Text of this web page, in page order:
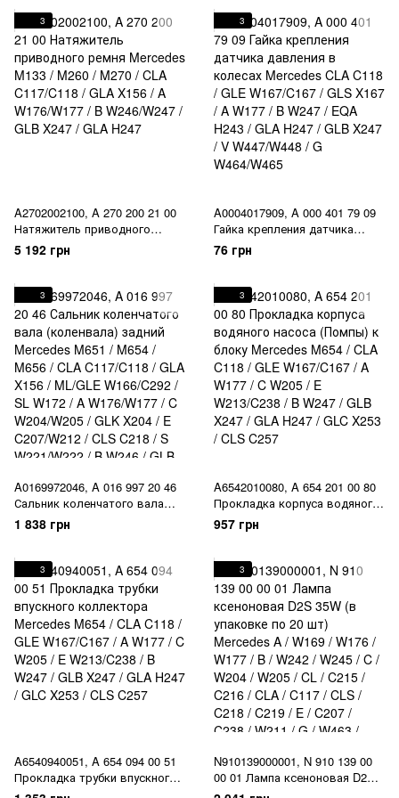
GLA 156/H247 / GLB X247
GLA 156/H247 / GLB X247
3
A2702002100, A 270 200 21 00
Натяжитель приводного
ремня Mercedes M133 / M260 /
M270 / CLA C117/C118 / GLA
W246/W247 / GLB X247 / GLA
H247
5 192 грн
3
A0004017909, A 000 401 79 09
Гайка крепления датчика
давления в колесах Mercedes
CLA C118 / GLE W167/C167 /
EQA H243 / GLA H247 / GLB
X247 / V W447/W448 / G
W464/W465
76 грн
3
A0169972046, A 016 997 20 46
Сальник коленчатого вала
(коленвала) задний Mercedes
M651 / M654 / M656 / CLA
ML/GLE W166/C292 / SL W172 /
A W176/W177 / C W204/W205 /
GLK X204 / E C207/W212 / CLS
C218 / S W221/W222 / B W246 /
GLB X247
1 838 грн
3
A6542010080, A 654 201 00 80
Прокладка корпуса водяного
насоса (Помпы) к блоку
Mercedes M654 / CLA C118 /
W205 / E W213/C238 / B W247 /
GLB X247 / GLA H247 / GLC
X253 / CLS C257
957 грн
3
A6540940051, A 654 094 00 51
Прокладка трубки впускного
коллектора Mercedes M654 /
3
N910139000001, N 910 139 00
00 01 Лампа ксеноновая D2S
35W (в упаковке по 20 шт)